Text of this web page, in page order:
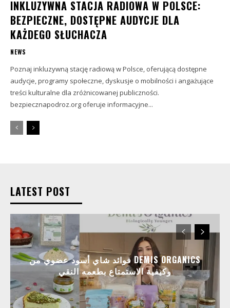
INKLUZYWNA STACJA RADIOWA W POLSCE:
BEZPIECZNE, DOSTĘPNE AUDYCJE DLA
KAŻDEGO SŁUCHACZA
NEWS
Poznaj inkluzywną stację radiową w Polsce, oferującą dostępne
audycje, programy społeczne, dyskusje o mobilności i angażujące
treści kulturalne dla zróżnicowanej publiczności.
bezpiecznapodroz.org oferuje informacyjne...
LATEST POST
فوائد شاي أسود عضوي من DEMIS ORGANICS
وكيفية الاستمتاع بطعمه النقي